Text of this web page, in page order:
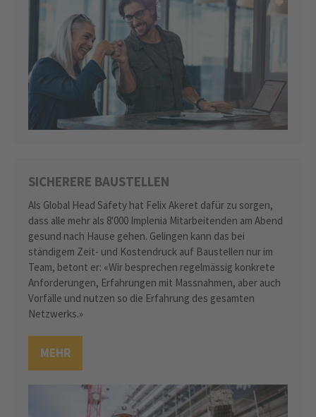
SICHERERE BAUSTELLEN
Als Global Head Safety hat Felix Akeret dafür zu sorgen,
dass alle mehr als 8'000 Implenia Mitarbeitenden am Abend
gesund nach Hause gehen. Gelingen kann das bei
ständigem Zeit- und Kostendruck auf Baustellen nur im
Team, betont er: «Wir besprechen regelmässig konkrete
Anforderungen, Erfahrungen mit Massnahmen, aber auch
Vorfälle und nutzen so die Erfahrung des gesamten
Netzwerks.»
MEHR